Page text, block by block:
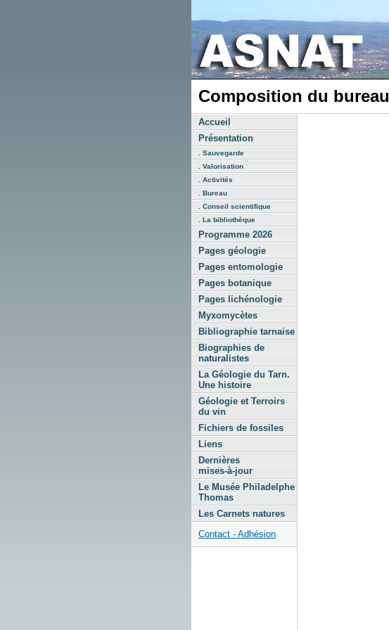
Composition du bureau
Accueil
Présentation
. Sauvegarde
. Valorisation
. Activités
. Bureau
. Conseil scientifique
. La bibliothèque
Programme 2026
Pages géologie
Pages entomologie
Pages botanique
Pages lichénologie
Myxomycètes
Bibliographie tarnaise
Biographies de
naturalistes
La Géologie du Tarn.
Une histoire
Géologie et Terroirs
du vin
Fichiers de fossiles
Liens
Dernières
mises-à-jour
Le Musée Philadelphe
Thomas
Les Carnets natures
Contact - Adhésion